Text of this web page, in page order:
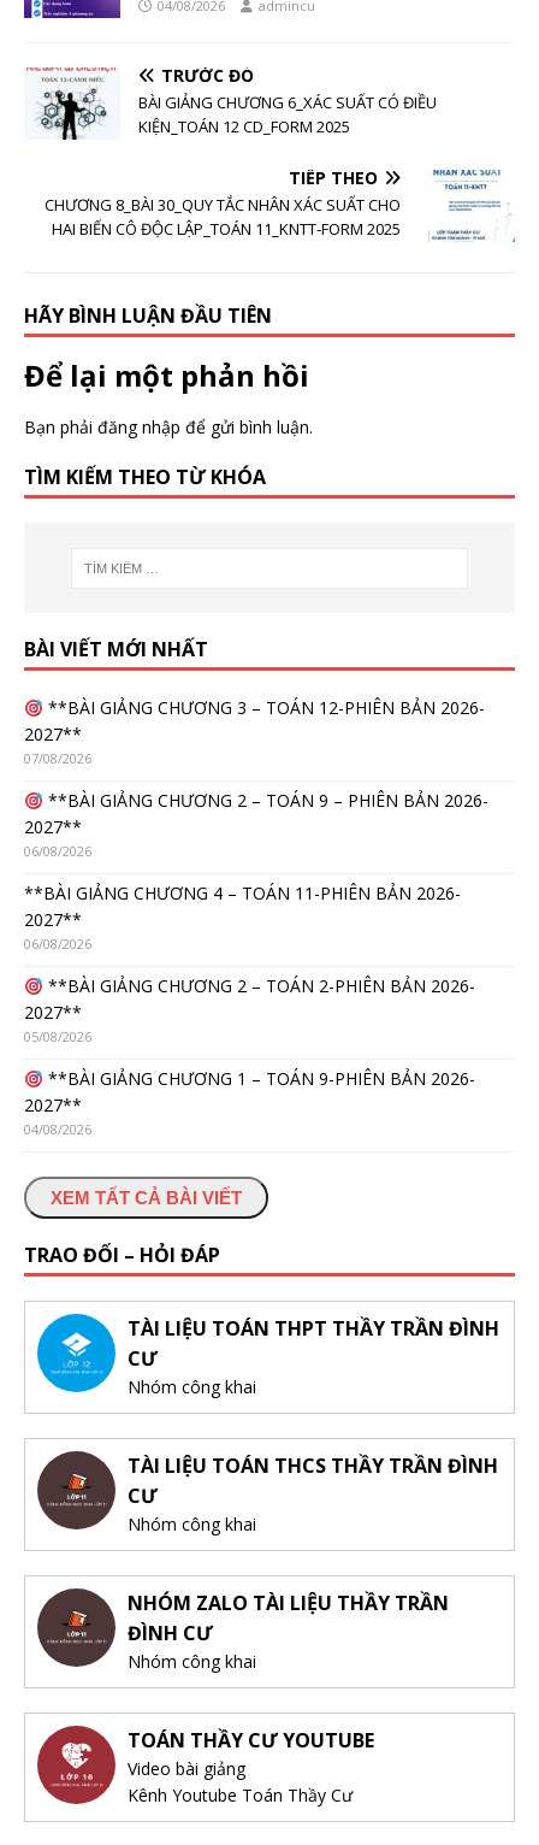
04/08/2026 admincu
TRƯỚC ĐÓ
BÀI GIẢNG CHƯƠNG 6_XÁC SUẤT CÓ ĐIỀU
KIỆN_TOÁN 12 CD_FORM 2025
TIẾP THEO
CHƯƠNG 8_BÀI 30_QUY TẮC NHÂN XÁC SUẤT CHO
HAI BIẾN CÔ ĐỘC LẬP_TOÁN 11_KNTT-FORM 2025
HÃY BÌNH LUẬN ĐẦU TIÊN
Để lại một phản hồi
Bạn phải đăng nhập để gửi bình luận.
TÌM KIẾM THEO TỪ KHÓA
BÀI VIẾT MỚI NHẤT
**BÀI GIẢNG CHƯƠNG 3 – TOÁN 12-PHIÊN BẢN 2026-
2027**
07/08/2026
**BÀI GIẢNG CHƯƠNG 2 – TOÁN 9 – PHIÊN BẢN 2026-
2027**
06/08/2026
**BÀI GIẢNG CHƯƠNG 4 – TOÁN 11-PHIÊN BẢN 2026-
2027**
06/08/2026
**BÀI GIẢNG CHƯƠNG 2 – TOÁN 2-PHIÊN BẢN 2026-
2027**
05/08/2026
**BÀI GIẢNG CHƯƠNG 1 – TOÁN 9-PHIÊN BẢN 2026-
2027**
04/08/2026
XEM TẤT CẢ BÀI VIẾT
TRAO ĐỔI – HỎI ĐÁP
TÀI LIỆU TOÁN THPT THẦY TRẦN ĐÌNH
CƯ
Nhóm công khai
TÀI LIỆU TOÁN THCS THẦY TRẦN ĐÌNH
CƯ
Nhóm công khai
NHÓM ZALO TÀI LIỆU THẦY TRẦN
ĐÌNH CƯ
Nhóm công khai
TOÁN THẦY CƯ YOUTUBE
Video bài giảng
Kênh Youtube Toán Thầy Cư